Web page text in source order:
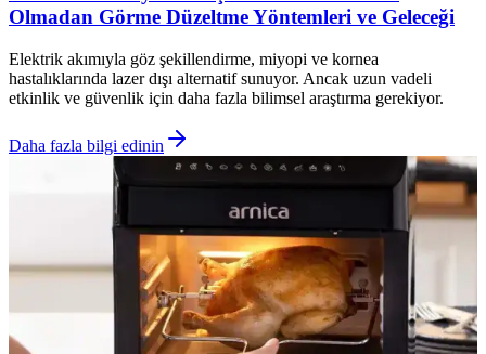
Olmadan Görme Düzeltme Yöntemleri ve Geleceği
Elektrik akımıyla göz şekillendirme, miyopi ve kornea
hastalıklarında lazer dışı alternatif sunuyor. Ancak uzun vadeli
etkinlik ve güvenlik için daha fazla bilimsel araştırma gerekiyor.
Daha fazla bilgi edinin